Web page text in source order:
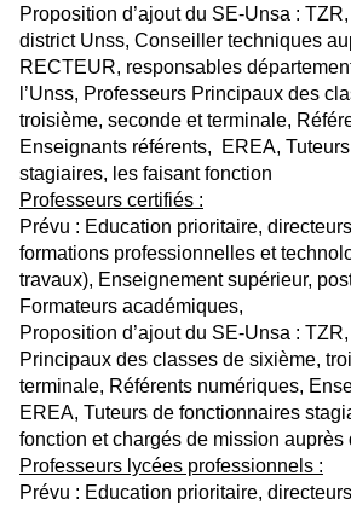
Proposition d’ajout du SE-Unsa :
district Unss, Conseiller techniques
RECTEUR, responsables
l’Unss, Professeurs Principaux des
troisième, seconde et terminale,
Enseignants référents, EREA,
stagiaires, les faisant fonction
Professeurs certifiés :
Prévu : Education prioritaire,
formations professionnelles et
travaux), Enseignement supérieur,
Formateurs académiques,
Proposition d’ajout du SE-Unsa :
Principaux des classes de sixième,
terminale, Référents numériques,
EREA, Tuteurs de fonctionnaires
fonction et chargés de mission auprès
Professeurs lycées professionnels :
Prévu : Education prioritaire,